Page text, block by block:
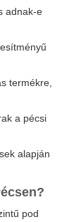
adnak-e
termékre,
a pécsi
alapján
pod